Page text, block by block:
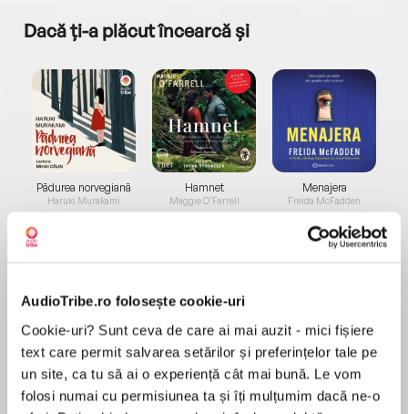
AudioTribe.ro folosește cookie-uri
Cookie-uri? Sunt ceva de care ai mai auzit - mici fișiere
text care permit salvarea setărilor și preferințelor tale pe
un site, ca tu să ai o experiență cât mai bună. Le vom
folosi numai cu permisiunea ta și îți mulțumim dacă ne-o
Dacă ți-a plăcut încearcă și
Pădurea norvegiană
Haruki Murakami
Elita de Argint (Elita
de...
Dani Francis
Hamnet
Maggie O'Farrell
Diavolul se îmbracă de
la...
Lauren Weisberger
Menajera
Freida McFadden
Migdală
Sohn Won-pyung